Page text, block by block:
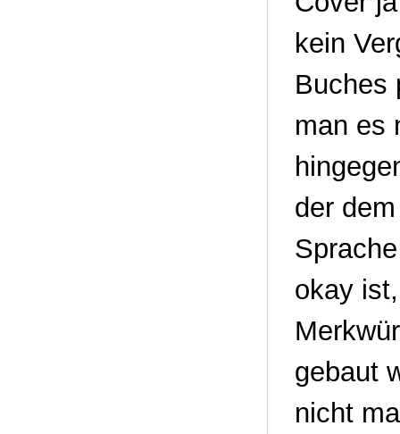
kein
Buches
man es
der
okay
gebaut
nicht